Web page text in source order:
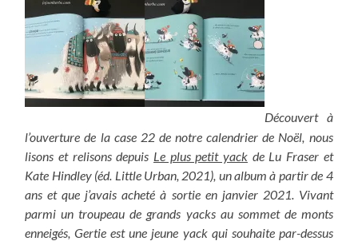
Découvert à
l’ouverture de la case 22 de notre calendrier de Noël, nous
lisons et relisons depuis Le plus petit yack de Lu Fraser et
Kate Hindley (éd. Little Urban, 2021), un album à partir de 4
ans et que j’avais acheté à sortie en janvier 2021. Vivant
parmi un troupeau de grands yacks au sommet de monts
enneigés, Gertie est une jeune yack qui souhaite par-dessus